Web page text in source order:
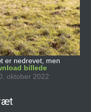
er nedrevet, men
billede
oktober 2022